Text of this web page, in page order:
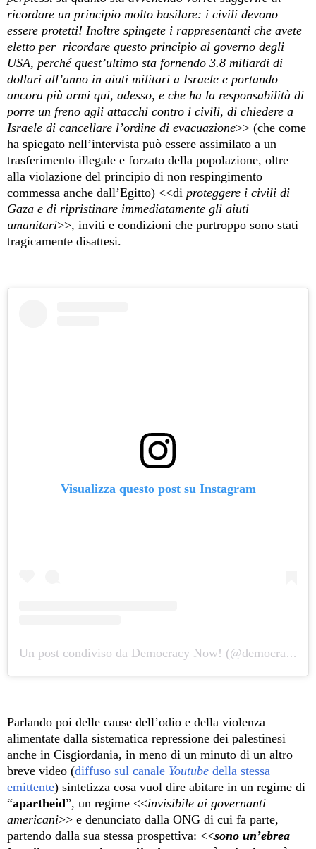
ricordare un principio molto basilare: i civili devono
essere protetti! Inoltre spingete i rappresentanti che avete
eletto per ricordare questo principio al governo degli
USA, perché quest’ultimo sta fornendo 3.8 miliardi di
dollari all’anno in aiuti militari a Israele e portando
ancora più armi qui, adesso, e che ha la responsabilità di
porre un freno agli attacchi contro i civili, di chiedere a
Israele di cancellare l’ordine di evacuazione>> (che come
ha spiegato nell’intervista può essere assimilato a un
trasferimento illegale e forzato della popolazione, oltre
alla violazione del principio di non respingimento
commessa anche dall’Egitto) <<di proteggere i civili di
Gaza e di ripristinare immediatamente gli aiuti
umanitari>>, inviti e condizioni che purtroppo sono stati
tragicamente disattesi.
Visualizza questo post su Instagram
Un post condiviso da Democracy Now! (@democracynow)
Parlando poi delle cause dell’odio e della violenza
alimentate dalla sistematica repressione dei palestinesi
anche in Cisgiordania, in meno di un minuto di un altro
breve video (diffuso sul canale Youtube della stessa
emittente) sintetizza cosa vuol dire abitare in un regime di
“apartheid”, un regime <<invisibile ai governanti
americani>> e denunciato dalla ONG di cui fa parte,
partendo dalla sua stessa prospettiva: <<sono un’ebrea